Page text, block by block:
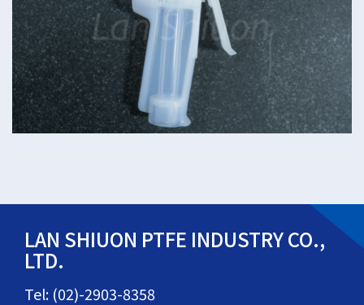
LAN SHIUON PTFE INDUSTRY CO.,
LTD.
Tel: (02)-2903-8358